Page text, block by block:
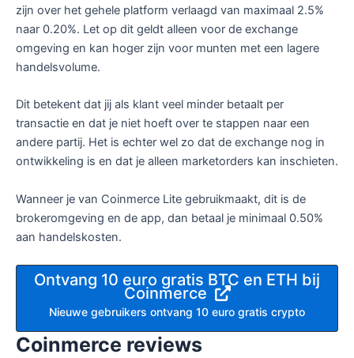
zijn over het gehele platform verlaagd van maximaal 2.5%
naar 0.20%. Let op dit geldt alleen voor de exchange
omgeving en kan hoger zijn voor munten met een lagere
handelsvolume.
Dit betekent dat jij als klant veel minder betaalt per
transactie en dat je niet hoeft over te stappen naar een
andere partij. Het is echter wel zo dat de exchange nog in
ontwikkeling is en dat je alleen marketorders kan inschieten.
Wanneer je van Coinmerce Lite gebruikmaakt, dit is de
brokeromgeving en de app, dan betaal je minimaal 0.50%
aan handelskosten.
Ontvang 10 euro gratis BTC en ETH bij
Coinmerce
Nieuwe gebruikers ontvang 10 euro gratis crypto
Coinmerce reviews